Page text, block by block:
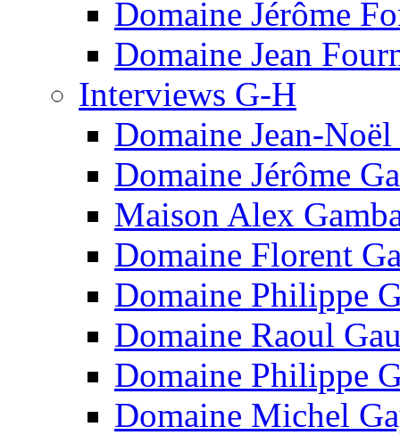
Domaine Jérôme
Domaine Jean
Interviews G-H
Domaine Jean-
Domaine Jérôme
Maison Alex
Domaine Florent
Domaine Philippe
Domaine Raoul
Domaine Philippe
Domaine Michel